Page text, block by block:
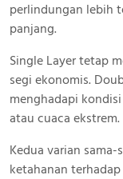
perlindungan lebih
panjang.
Single Layer tetap
segi ekonomis.
menghadapi
atau cuaca ekstrem.
Kedua varian
ketahanan